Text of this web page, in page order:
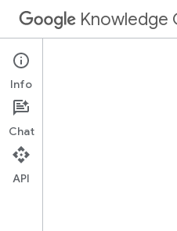
Knowledge
Erste Schritte
Einführung
Info
Chat
API